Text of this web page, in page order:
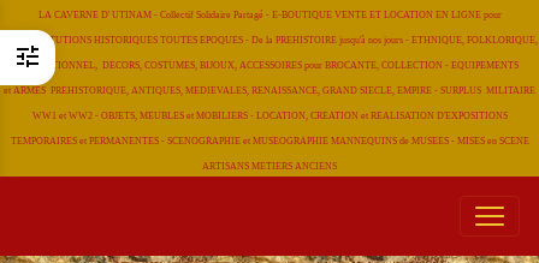
LA CAVERNE D' UTINAM - Collectif Solidaire Partagé - E-BOUTIQUE VENTE ET LOCATION EN LIGNE pour
RECONSTITUTIONS HISTORIQUES TOUTES EPOQUES - De la PREHISTOIRE jusqu'à nos jours - ETHNIQUE, FOLKLORIQUE,
TRADITIONNEL, DECORS, COSTUMES, BIJOUX, ACCESSOIRES pour BROCANTE, COLLECTION - EQUIPEMENTS
et ARMES PREHISTORIQUE, ANTIQUES, MEDIEVALES, RENAISSANCE, GRAND SIECLE, EMPIRE - SURPLUS MILITAIRE
WW1 et WW2 - OBJETS, MEUBLES et MOBILIERS - LOCATION, CREATION et REALISATION D'EXPOSITIONS
TEMPORAIRES et PERMANENTES - SCENOGRAPHIE et MUSEOGRAPHIE MANNEQUINS de MUSEES - MISES en SCENE
ARTISANS METIERS ANCIENS